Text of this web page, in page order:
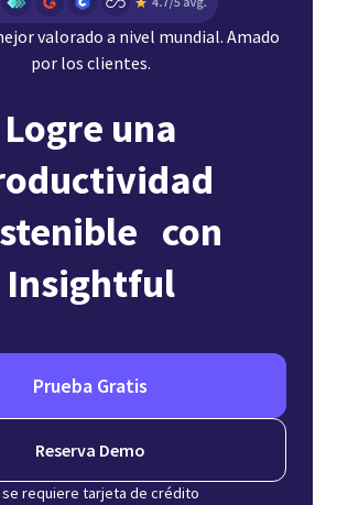
valorado a nivel mundial. Amado
por los clientes.
Logre una
con
Insightful
Prueba Gratis
Reserva Demo
se requiere tarjeta de crédito